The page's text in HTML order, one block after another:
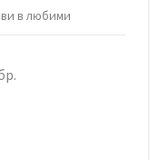
в любими